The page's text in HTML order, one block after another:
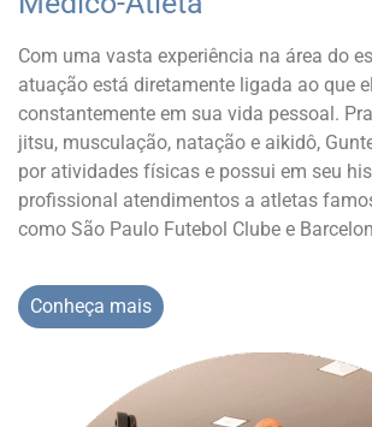
Com uma vasta experiência na área do
atuação está diretamente ligada ao que
constantemente em sua vida pessoal.
jitsu, musculação, natação e aikidô,
por atividades físicas e possui em seu
profissional atendimentos a atletas
como São Paulo Futebol Clube e
Conheça mais